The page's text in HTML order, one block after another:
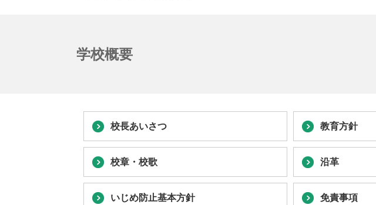
学校概要
校長あいさつ 教育方針
校章・校歌 沿革
いじめ防止基本方針 免責事項